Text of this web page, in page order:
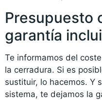
Presupuesto
garantía
Te informamos del
la cerradura. Si es
sustituir, lo hacemos. Y
sistema, te dejamos la